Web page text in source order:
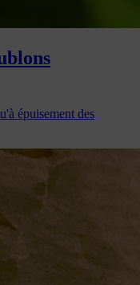
épuisement des